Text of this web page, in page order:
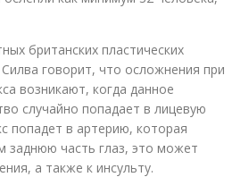
британских пластических
говорит, что осложнения при
возникают, когда данное
случайно попадает в лицевую
попадет в артерию, которая
заднюю часть глаз, это может
а также к инсульту.